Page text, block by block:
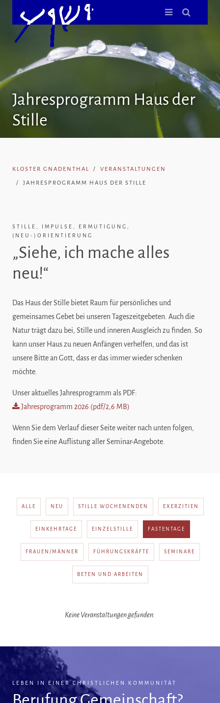
Jahresprogramm Haus der
Stille
KLOSTER GNADENTHAL VERANSTALTUNGEN
JAHRESPROGRAMM HAUS DER STILLE
STILLE, IMPULSE, ERMUTIGUNG,
(NEU-)ORIENTIERUNG
„Siehe, ich mache alles
neu!“
Das Haus der Stille bietet Raum für persönliches und
gemeinsames Gebet bei unseren Tageszeitgebeten. Auch die
Natur trägt dazu bei, Stille und inneren Ausgleich zu finden. So
kann unser Haus zu neuen Anfängen verhelfen, und das ist
unsere Bitte an Gott, dass er das immer wieder schenken
möchte.
Unser aktuelles Jahresprogramm als PDF:
Jahresprogramm 2026 (pdf/2,6 MB)
Wenn Sie dem Verlauf dieser Seite weiter nach unten folgen,
finden Sie eine Auflistung aller Seminar-Angebote.
ALLE NEU STILLE WOCHENENDEN EXERZITIEN
EINKEHRTAGE EINZELSTILLE FASTENTAGE
FRAUEN/MÄNNER FÜHRUNGSKRÄFTE SEMINARE
BETEN UND ARBEITEN
Keine Veranstaltungen gefunden.
LEBEN IN EINER CHRISTLICHEN KOMMUNITÄT